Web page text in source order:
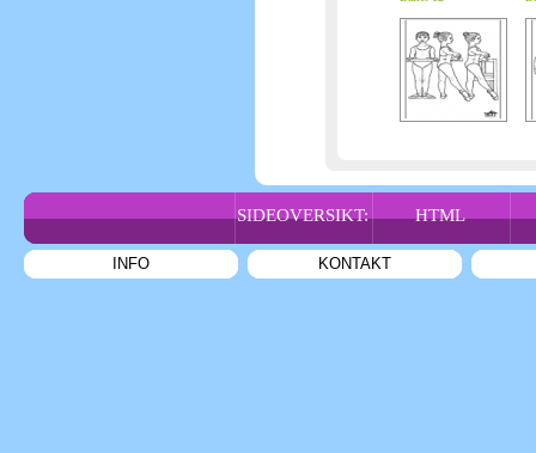
SIDEOVERSIKT: HTML
INFO KONTAKT